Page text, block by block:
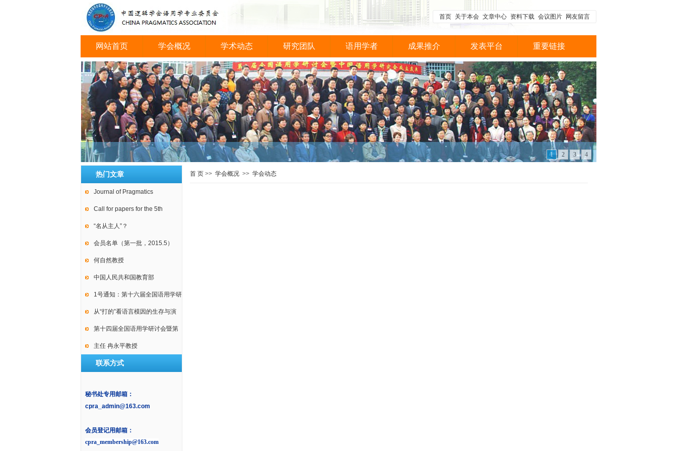
首页 关于本会 文章中心 资料下载 会议图片 网友留言
网站首页 学会概况 学术动态 研究团队 语用学者 成果推介 发表平台 重要链接
会议图片
1 2 3 4
热门文章
Journal of Pragmatics
Call for papers for the 5th
International Conference on
Law, Language and Discourse
“名从主人”？
会员名单（第一批，2015.5）
何自然教授
中国人民共和国教育部
1号通知：第十六届全国语用学研
讨会暨第十届中国逻辑学会语用
学专业委员会年会
从“打的”看语言模因的生存与演
变
第十四届全国语用学研讨会暨第
九届中国语用学研究会年会2号通
知
主任 冉永平教授
联系方式
秘书处专用邮箱：
cpra_admin@163.com
会员登记用邮箱：
cpra_membership@163.com
首 页 >> 学会概况 >> 学会动态